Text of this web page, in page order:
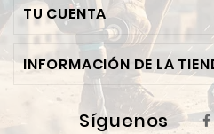
TU CUENTA
INFORMACIÓN DE LA
Síguenos